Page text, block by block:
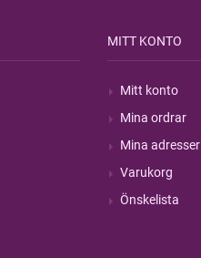
MITT KONTO
Mitt konto
Mina ordrar
Mina adresser
Varukorg
Önskelista